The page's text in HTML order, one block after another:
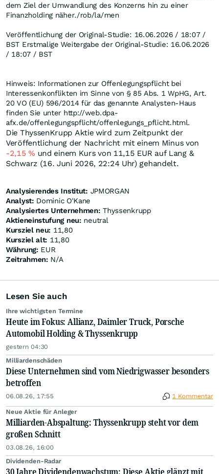
dem Ziel der Umwandlung des Konzerns hin zu einer
Finanzholding näher./rob/la/men
Veröffentlichung der Original-Studie: 16.06.2026 / 18:07 /
BST Erstmalige Weitergabe der Original-Studie: 16.06.2026
/ 18:07 / BST
Hinweis: Informationen zur Offenlegungspflicht bei
Interessenkonflikten im Sinne von § 85 Abs. 1 WpHG, Art.
20 VO (EU) 596/2014 für das genannte Analysten-Haus
finden Sie unter http://web.dpa-
afx.de/offenlegungspflicht/offenlegungs_pflicht.html.
Die ThyssenKrupp Aktie wird zum Zeitpunkt der
Veröffentlichung der Nachricht mit einem Minus von
-2,15% und einem Kurs von 11,15 EUR auf Lang &
Schwarz (16. Juni 2026, 22:24 Uhr) gehandelt.
Analysierendes Institut: JPMORGAN
Analyst: Dominic O'Kane
Analysiertes Unternehmen: Thyssenkrupp
Aktieneinstufung neu: neutral
Kursziel neu: 11,80
Kursziel alt: 11,80
Währung: EUR
Zeitrahmen: N/A
Lesen Sie auch
Ihre wichtigsten Termine
Heute im Fokus: Allianz, Daimler Truck, Porsche
Automobil Holding & Thyssenkrupp
gestern 04:30
Milliardenschäden
Diese Unternehmen sind vom Niedrigwasser besonders
betroffen
06.08.26, 17:55 1 Kommentar
Neue Aktie für Anleger
Milliarden-Abspaltung: Thyssenkrupp steht vor dem
großen Schnitt
03.08.26, 16:00
Dividenden-Radar